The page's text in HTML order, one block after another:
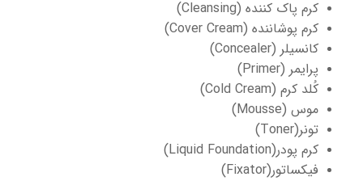
کرم پاک کننده (Cleansing)
کرم پوشاننده (Cover Cream)
کانسیلر (Concealer)
پرایمر (Primer)
کُلد کرم (Cold Cream)
موس (Mousse)
تونر(Toner)
کرم پودر(Liquid Foundation)
فیکساتور(Fixator)